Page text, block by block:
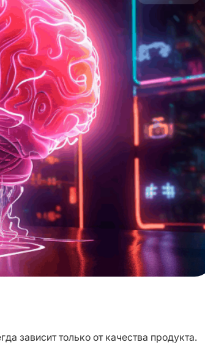
зависит только от качества продукта.